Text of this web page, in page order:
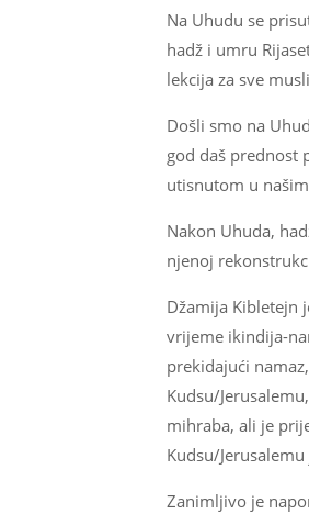
Na Uhudu se
hadž i umru
lekcija za sve
Došli smo na
god daš prednost
utisnutom u
Nakon Uhuda,
njenoj
Džamija Kibletejn
vrijeme ikindija-
prekidajući
Kudsu/
mihraba, ali je
Kudsu/
Zanimljivo je